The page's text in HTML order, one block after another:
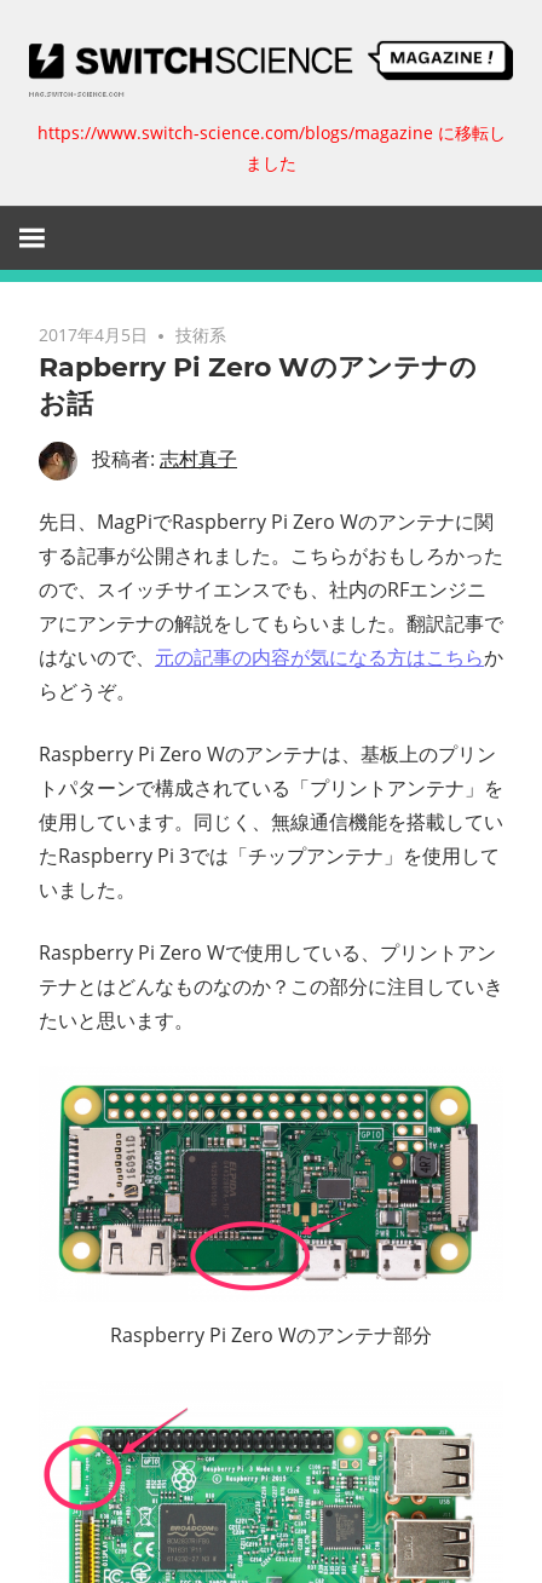
ッ
ス
イ
ッ
エ
ン
ス
ガ
ジ
ン
https://www.switch-science.com/blogs/magazine に移転し
ました
2017年4月5日 技術系
Rapberry Pi Zero Wのアンテナの
お話
投稿者: 志村真子
先日、MagPiでRaspberry Pi Zero Wのアンテナに関
する記事が公開されました。こちらがおもしろかった
ので、スイッチサイエンスでも、社内のRFエンジニ
アにアンテナの解説をしてもらいました。翻訳記事で
はないので、 元の記事の内容が気になる方はこちらか
らどうぞ。
Raspberry Pi Zero Wのアンテナは、基板上のプリン
トパターンで構成されている「プリントアンテナ」を
使用しています。同じく、無線通信機能を搭載してい
たRaspberry Pi 3では「チップアンテナ」を使用して
いました。
Raspberry Pi Zero Wで使用している、プリントアン
テナとはどんなものなのか？この部分に注目していき
たいと思います。
Raspberry Pi Zero Wのアンテナ部分